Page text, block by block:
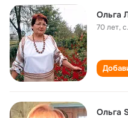
Ольга
70 лет,
Ольга